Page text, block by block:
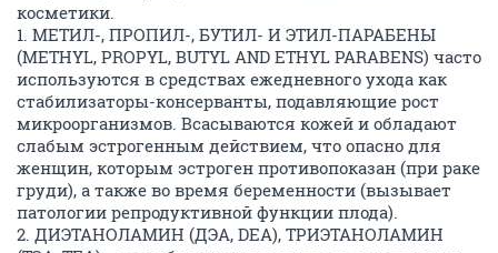
косметики.
1. МЕТИЛ-, ПРОПИЛ-, БУТИЛ- И ЭТИЛ-ПАРАБЕНЫ
(METHYL, PROPYL, BUTYL AND ETHYL PARABENS) часто
используются в средствах ежедневного ухода как
стабилизаторы-консерванты, подавляющие рост
микроорганизмов. Всасываются кожей и обладают
слабым эстрогенным действием, что опасно для
женщин, которым эстроген противопоказан (при раке
груди), а также во время беременности (вызывает
патологии репродуктивной функции плода).
2. ДИЭТАНОЛАМИН (ДЭА, DEA), ТРИЭТАНОЛАМИН